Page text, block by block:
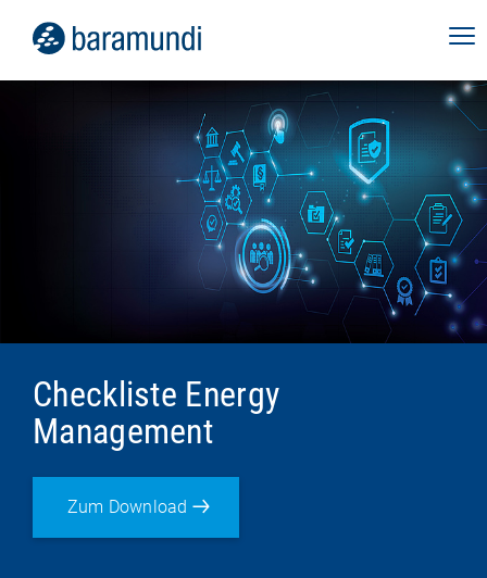
Checkliste Energy
Management
Zum Download